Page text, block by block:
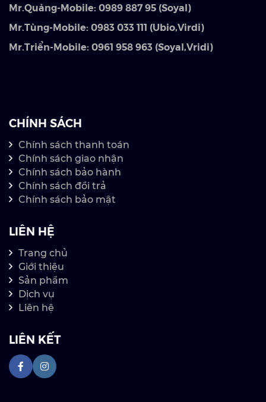
Mr.Quảng-Mobile: 0989 887 95 (Soyal)
Mr.Tùng-Mobile: 0983 033 111 (Ubio,Virdi)
Mr.Triển-Mobile: 0961 958 963 (Soyal,Vridi)
CHÍNH SÁCH
Chính sách thanh toán
Chính sách giao nhận
Chính sách bảo hành
Chính sách đổi trả
Chính sách bảo mật
LIÊN HỆ
Trang chủ
Giới thiệu
Sản phẩm
Dịch vụ
Liên hệ
LIÊN KẾT